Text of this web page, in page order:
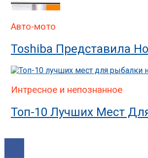
Авто-мото
Toshiba Представила
Интресное и непознанное
Топ-10 Лучших Мест